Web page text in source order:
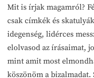
Mit is írjak magamról?
csak címkék és
idegenség, lidérces
elolvasod az írásaimat,
mint amit most
köszönöm a bizalmadat.